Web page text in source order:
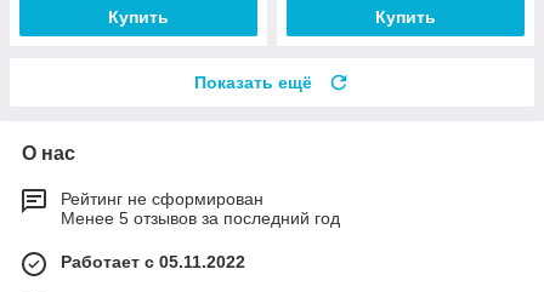
Купить Купить
Показать ещё
О нас
Рейтинг не сформирован
Менее 5 отзывов за последний год
Работает с 05.11.2022